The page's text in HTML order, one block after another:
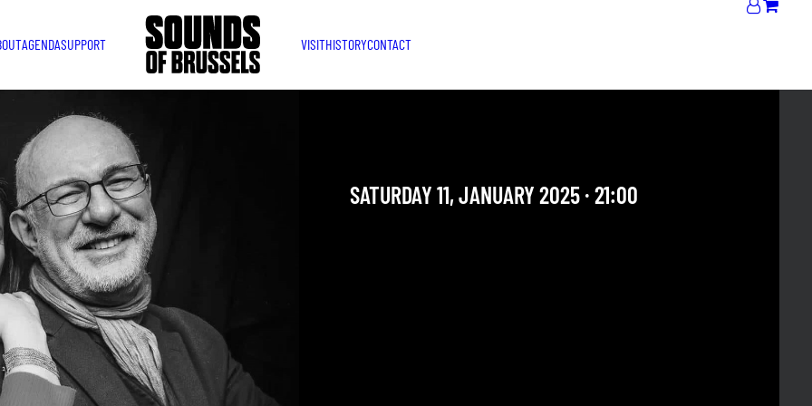
AGENDASUPPORT VISITHISTORYCONTACT
SATURDAY 11, JANUARY 2025 · 21:00